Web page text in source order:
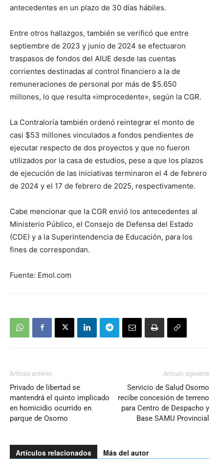
antecedentes en un plazo de 30 días hábiles.
Entre otros hallazgos, también se verificó que entre
septiembre de 2023 y junio de 2024 se efectuaron
traspasos de fondos del AIUE desde las cuentas
corrientes destinadas al control financiero a la de
remuneraciones de personal por más de $5.650
millones, lo que resulta «improcedente», según la CGR.
La Contraloría también ordenó reintegrar el monto de
casi $53 millones vinculados a fondos pendientes de
ejecutar respecto de dos proyectos y que no fueron
utilizados por la casa de estudios, pese a que los plazos
de ejecución de las iniciativas terminaron el 4 de febrero
de 2024 y el 17 de febrero de 2025, respectivamente.
Cabe mencionar que la CGR envió los antecedentes al
Ministerio Público, el Consejo de Defensa del Estado
(CDE) y a la Superintendencia de Educación, para los
fines de correspondan.
Fuente: Emol.com
Artículo anterior
Privado de libertad se
mantendrá el quinto implicado
en homicidio ocurrido en
parque de Osorno
Artículo siguiente
Servicio de Salud Osorno
recibe concesión de terreno
para Centro de Despacho y
Base SAMU Provincial
Artículos relacionados Más del autor